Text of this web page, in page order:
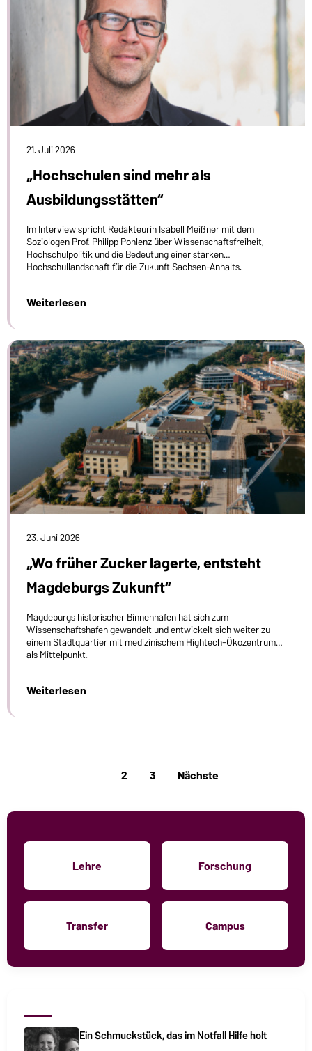
21. Juli 2026
„Hochschulen sind mehr als
Ausbildungsstätten“
Im Interview spricht Redakteurin Isabell Meißner mit dem
Soziologen Prof. Philipp Pohlenz über Wissenschaftsfreiheit,
Hochschulpolitik und die Bedeutung einer starken
Hochschullandschaft für die Zukunft Sachsen-Anhalts.
Weiterlesen
23. Juni 2026
„Wo früher Zucker lagerte, entsteht
Magdeburgs Zukunft“
Magdeburgs historischer Binnenhafen hat sich zum
Wissenschaftshafen gewandelt und entwickelt sich weiter zu
einem Stadtquartier mit medizinischem Hightech-Ökozentrum
als Mittelpunkt.
Weiterlesen
2 3 Nächste
Lehre Forschung
Transfer Campus
Ein Schmuckstück, das im Notfall Hilfe holt